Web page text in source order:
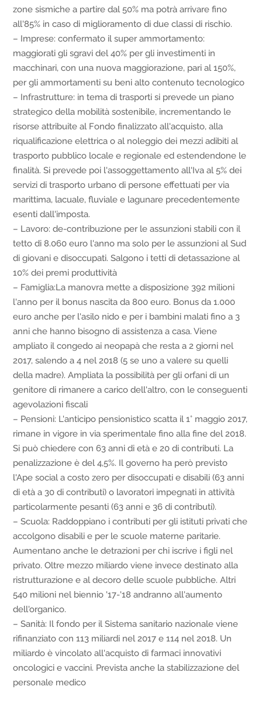
zone sismiche a partire dal 50% ma potrà arrivare fino
all'85% in caso di miglioramento di due classi di rischio.
– Imprese: confermato il super ammortamento:
maggiorati gli sgravi del 40% per gli investimenti in
macchinari, con una nuova maggiorazione, pari al 150%,
per gli ammortamenti su beni alto contenuto tecnologico
– Infrastrutture: in tema di trasporti si prevede un piano
strategico della mobilità sostenibile, incrementando le
risorse attribuite al Fondo finalizzato all'acquisto, alla
riqualificazione elettrica o al noleggio dei mezzi adibiti al
trasporto pubblico locale e regionale ed estendendone le
finalità. Si prevede poi l'assoggettamento all'Iva al 5% dei
servizi di trasporto urbano di persone effettuati per via
marittima, lacuale, fluviale e lagunare precedentemente
esenti dall'imposta.
– Lavoro: de-contribuzione per le assunzioni stabili con il
tetto di 8.060 euro l'anno ma solo per le assunzioni al Sud
di giovani e disoccupati. Salgono i tetti di detassazione al
10% dei premi produttività
– Famiglia:La manovra mette a disposizione 392 milioni
l'anno per il bonus nascita da 800 euro. Bonus da 1.000
euro anche per l'asilo nido e per i bambini malati fino a 3
anni che hanno bisogno di assistenza a casa. Viene
ampliato il congedo ai neopapà che resta a 2 giorni nel
2017, salendo a 4 nel 2018 (5 se uno a valere su quelli
della madre). Ampliata la possibilità per gli orfani di un
genitore di rimanere a carico dell'altro, con le conseguenti
agevolazioni fiscali
– Pensioni: L'anticipo pensionistico scatta il 1° maggio 2017,
rimane in vigore in via sperimentale fino alla fine del 2018.
Si può chiedere con 63 anni di età e 20 di contributi. La
penalizzazione è del 4,5%. Il governo ha però previsto
l'Ape social a costo zero per disoccupati e disabili (63 anni
di età a 30 di contributi) o lavoratori impegnati in attività
particolarmente pesanti (63 anni e 36 di contributi).
– Scuola: Raddoppiano i contributi per gli istituti privati che
accolgono disabili e per le scuole materne paritarie.
Aumentano anche le detrazioni per chi iscrive i figli nel
privato. Oltre mezzo miliardo viene invece destinato alla
ristrutturazione e al decoro delle scuole pubbliche. Altri
540 milioni nel biennio '17-'18 andranno all'aumento
dell'organico.
– Sanità: Il fondo per il Sistema sanitario nazionale viene
rifinanziato con 113 miliardi nel 2017 e 114 nel 2018. Un
miliardo è vincolato all'acquisto di farmaci innovativi
oncologici e vaccini. Prevista anche la stabilizzazione del
personale medico